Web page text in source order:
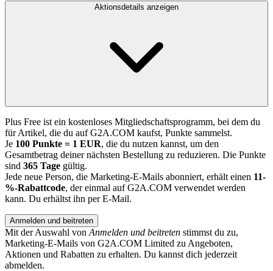
Aktionsdetails anzeigen
Plus Free ist ein kostenloses Mitgliedschaftsprogramm, bei dem du
für Artikel, die du auf G2A.COM kaufst, Punkte sammelst.
Je 100 Punkte = 1 EUR, die du nutzen kannst, um den
Gesamtbetrag deiner nächsten Bestellung zu reduzieren. Die Punkte
sind 365 Tage gültig.
Jede neue Person, die Marketing-E-Mails abonniert, erhält einen 11-
%-Rabattcode, der einmal auf G2A.COM verwendet werden
kann. Du erhältst ihn per E-Mail.
Anmelden und beitreten
Mit der Auswahl von Anmelden und beitreten stimmst du zu,
Marketing-E-Mails von G2A.COM Limited zu Angeboten,
Aktionen und Rabatten zu erhalten. Du kannst dich jederzeit
abmelden.